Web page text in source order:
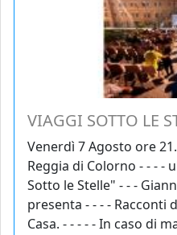
VIAGGI SOTTO LE
Venerdì 7 Agosto ore
Reggia di Colorno - - - -
Sotto le Stelle" - - -
presenta - - - - Racconti
Casa. - - - - - In caso di